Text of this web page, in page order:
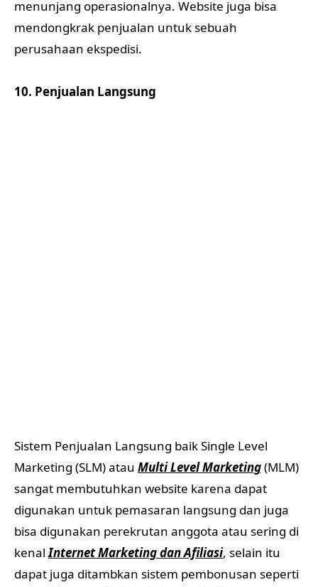
menunjang operasionalnya. Website juga bisa
mendongkrak penjualan untuk sebuah
perusahaan ekspedisi.
10. Penjualan Langsung
dapat juga ditambkan sistem pembonusan seperti
Bonus Sponsor (Referral), Bonus Pairing
(Pasangan), Bonus Duplikasi, Bonus Titik, Bonus
Top Sponsor, Bonus Reward, Repeat Order atau
juga bisa di terapkan Return on Investment.
Selain itu pembuatan Website tidak semahal